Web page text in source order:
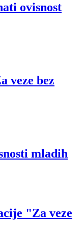
ovisnost
veze bez
mladih
"Za veze